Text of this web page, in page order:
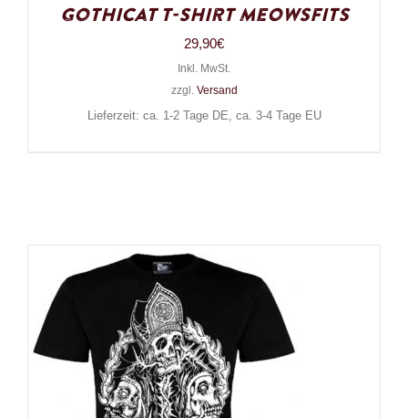
Gothicat T-Shirt Meowsfits
29,90€
Inkl. MwSt.
zzgl. Versand
Lieferzeit: ca. 1-2 Tage DE, ca. 3-4 Tage EU